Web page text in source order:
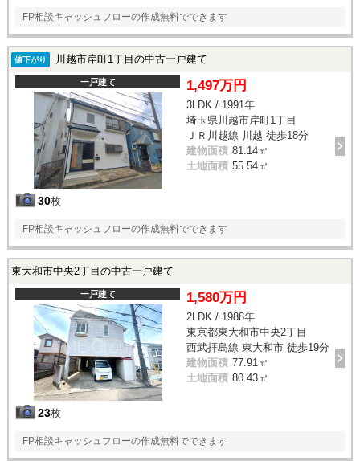
FP相談キャッシュフローの作成無料でできます
値下がり 川越市岸町1丁目の中古一戸建て
一戸建て
30枚
1,497万円
3LDK / 1991年
埼玉県川越市岸町1丁目
ＪＲ川越線 川越 徒歩18分
建物面積 81.14㎡
土地面積 55.54㎡
FP相談キャッシュフローの作成無料でできます
東大和市中央2丁目の中古一戸建て
一戸建て
23枚
1,580万円
2LDK / 1988年
東京都東大和市中央2丁目
西武拝島線 東大和市 徒歩19分
建物面積 77.91㎡
土地面積 80.43㎡
FP相談キャッシュフローの作成無料でできます